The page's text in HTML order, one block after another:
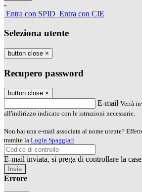
-
Entra con SPID Entra con CIE
Seleziona utente
button close ×
Recupero password
button close ×
E-mail Verrà
all'indirizzo indicato con le istruzioni necessarie.
Non hai una e-mail associata al nome utente?
tramite la Login Spaggiari
E-mail inviata, si prega di controllare la
Errore